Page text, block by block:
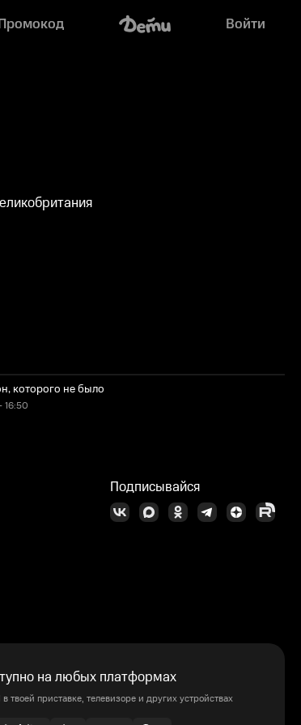
Войти
которого не было
16:50
Подписывайся
на любых платформах
твоей приставке, телевизоре и других устройствах